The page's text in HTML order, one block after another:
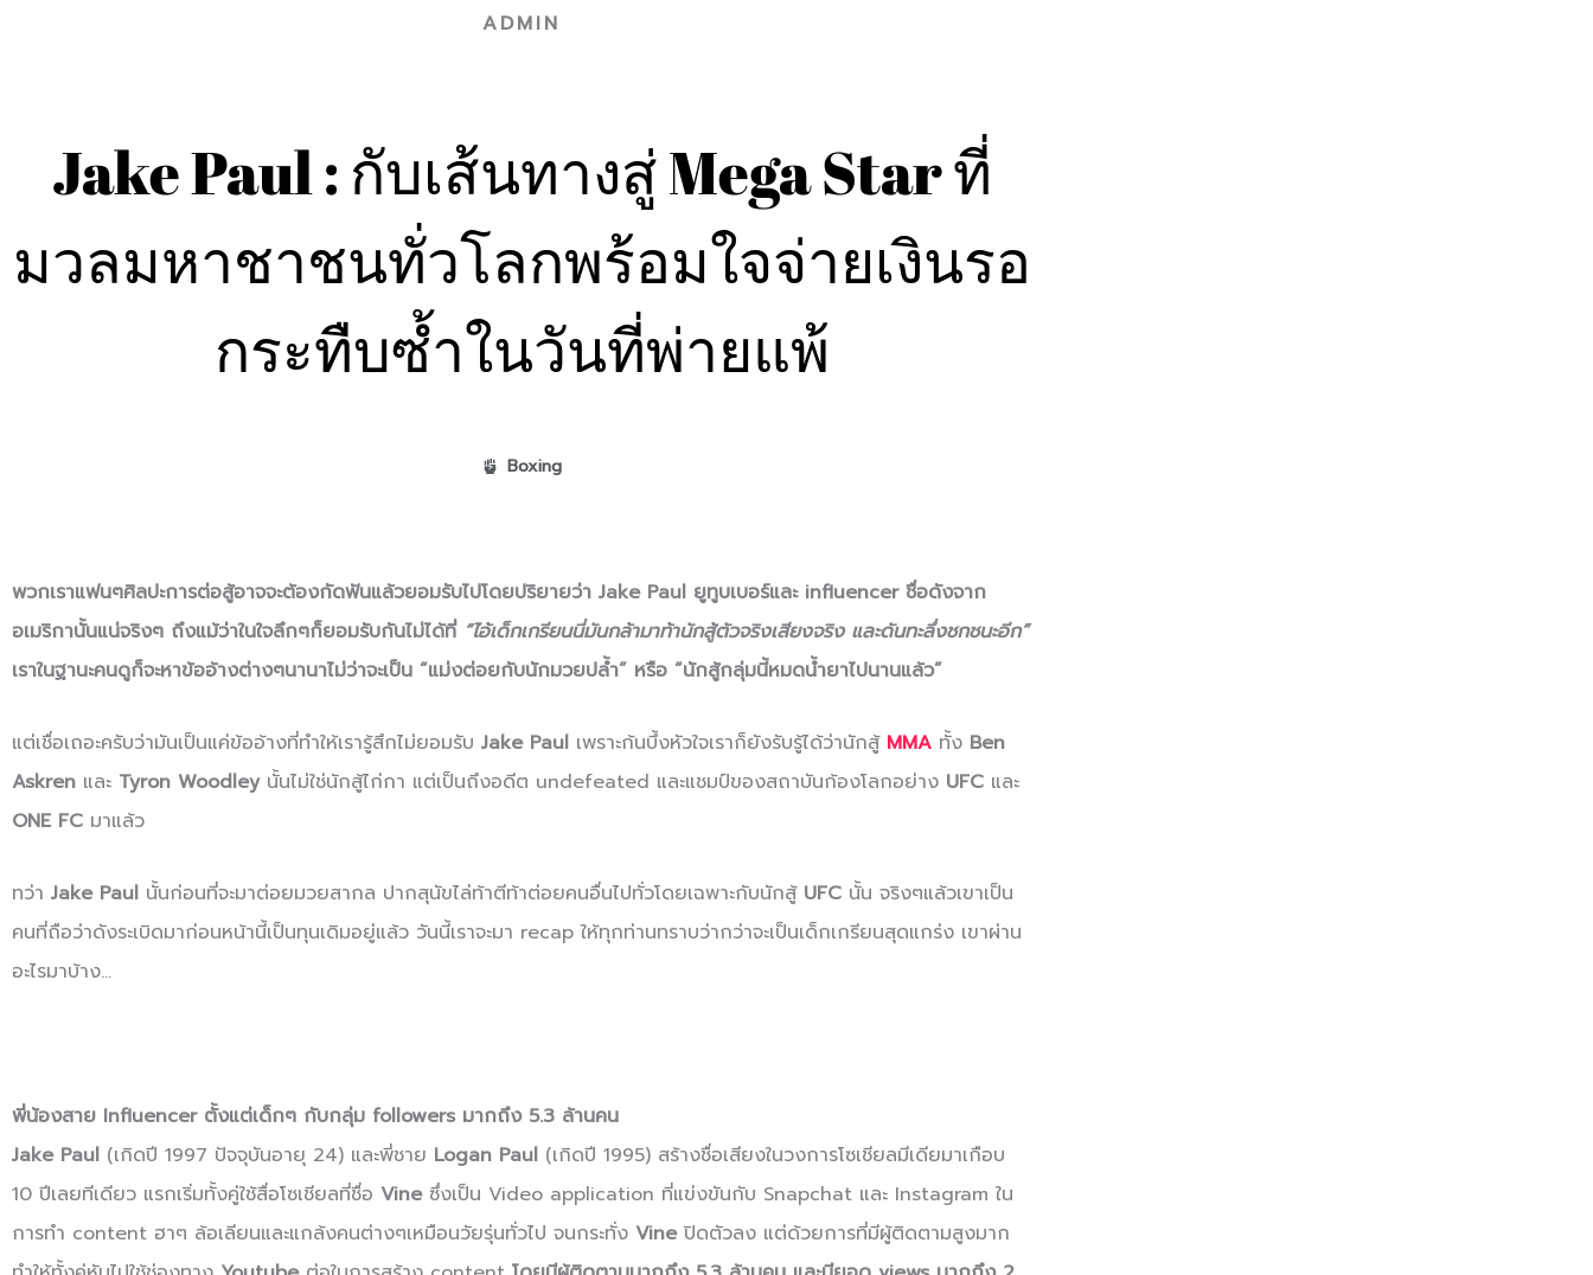
ADMIN
Jake Paul : กับเส้นทางสู่ Mega Star ที่
มวลมหาชาชนทั่วโลกพร้อมใจจ่ายเงินรอ
กระทืบซ้ำในวันที่พ่ายแพ้
Boxing
พวกเราแฟนๆศิลปะการต่อสู้อาจจะต้องกัดฟันแล้วยอมรับไปโดยปริยายว่า Jake Paul ยูทูบเบอร์และ influencer ชื่อดังจาก
อเมริกานั้นแน่จริงๆ ถึงแม้ว่าในใจลึกๆก็ยอมรับกันไม่ได้ที่ “ไอ้เด็กเกรียนนี่มันกล้ามาท้านักสู้ตัวจริงเสียงจริง และดันทะลึ่งชกชนะอีก”
เราในฐานะคนดูก็จะหาข้ออ้างต่างๆนานาไม่ว่าจะเป็น “แม่งต่อยกับนักมวยปล้ำ” หรือ “นักสู้กลุ่มนี้หมดน้ำยาไปนานแล้ว”
แต่เชื่อเถอะครับว่ามันเป็นแค่ข้ออ้างที่ทำให้เรารู้สึกไม่ยอมรับ Jake Paul เพราะก้นบึ้งหัวใจเราก็ยังรับรู้ได้ว่านักสู้ MMA ทั้ง Ben
Askren และ Tyron Woodleyนั้นไม่ใช่นักสู้ไก่กา แต่เป็นถึงอดีต undefeated และแชมป์ของสถาบันก้องโลกอย่าง UFC และ
ONE FC มาแล้ว
ทว่า Jake Paul นั้นก่อนที่จะมาต่อยมวยสากล ปากสุนัขไล่ท้าตีท้าต่อยคนอื่นไปทั่วโดยเฉพาะกับนักสู้ UFC นั้น จริงๆแล้วเขาเป็น
คนที่ถือว่าดังระเบิดมาก่อนหน้านี้เป็นทุนเดิมอยู่แล้ว วันนี้เราจะมา recap ให้ทุกท่านทราบว่ากว่าจะเป็นเด็กเกรียนสุดแกร่ง เขาผ่าน
อะไรมาบ้าง…
พี่น้องสาย Influencer ตั้งแต่เด็กๆ กับกลุ่ม followers มากถึง 5.3 ล้านคน
Jake Paul (เกิดปี 1997 ปัจจุบันอายุ 24) และพี่ชาย Logan Paul (เกิดปี 1995) สร้างชื่อเสียงในวงการโซเชียลมีเดียมาเกือบ
10 ปีเลยทีเดียว แรกเริ่มทั้งคู่ใช้สื่อโซเชียลที่ชื่อ Vineซึ่งเป็น Video application ที่แข่งขันกับ Snapchat และ Instagram ใน
การทำ content ฮาๆ ล้อเลียนและแกล้งคนต่างๆเหมือนวัยรุ่นทั่วไป จนกระทั่ง Vineปิดตัวลง แต่ด้วยการที่มีผู้ติดตามสูงมาก